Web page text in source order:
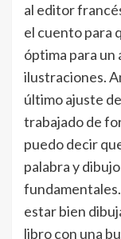
al editor
el cuento para
óptima para un
ilustraciones.
último ajuste
trabajado de
puedo decir
palabra y
estar bien
libro con una